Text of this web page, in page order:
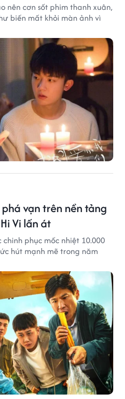
nên cơn sốt phim thanh xuân,
biến mất khỏi màn ảnh vì
vạn trên nền tảng
Vi lấn át
phục mốc nhiệt 10.000
hút mạnh mẽ trong năm